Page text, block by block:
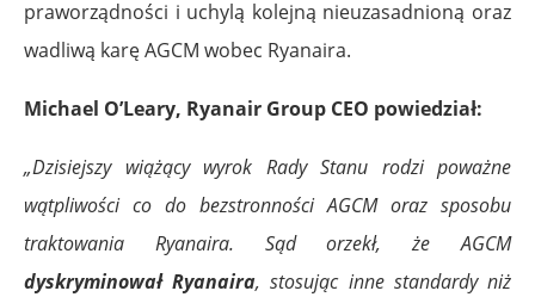
praworządności i uchylą kolejną nieuzasadnioną oraz
wadliwą karę AGCM wobec Ryanaira.
Michael O’Leary, Ryanair Group CEO powiedział:
„Dzisiejszy wiążący wyrok Rady Stanu rodzi poważne
wątpliwości co do bezstronności AGCM oraz sposobu
traktowania Ryanaira. Sąd orzekł, że AGCM
dyskryminował Ryanaira, stosując inne standardy niż